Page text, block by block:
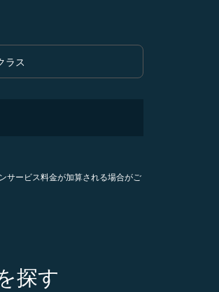
ビジネスクラス Selected
ラス
サービス料金が加算される場合がご
探す